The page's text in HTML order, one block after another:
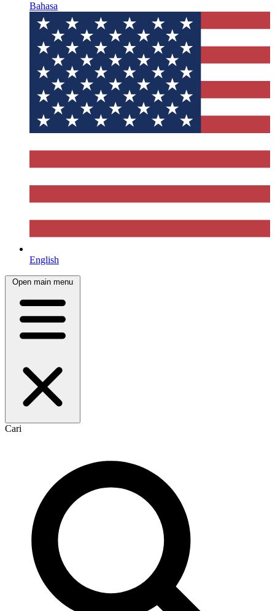
Bahasa
English
Open main menu
Cari